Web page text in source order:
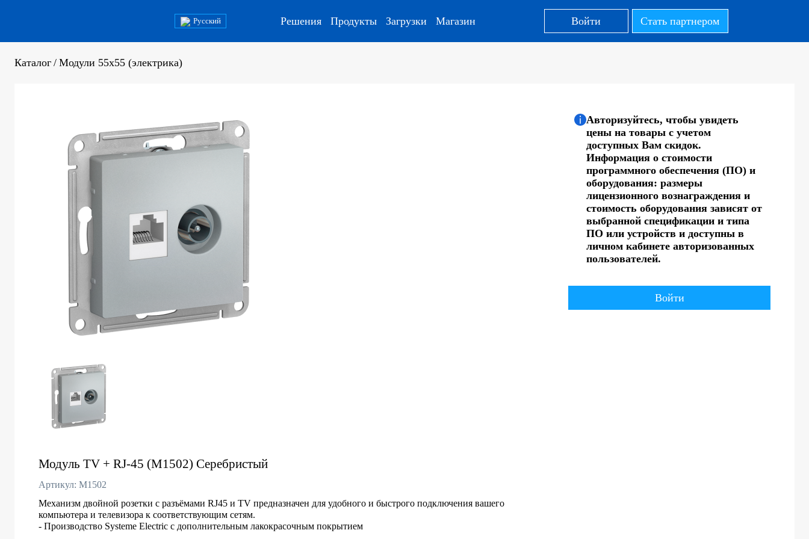
Русский Решения Продукты Загрузки Магазин Войти Стать партнером
Каталог / Модули 55x55 (электрика)
Модуль TV + RJ-45 (M1502) Серебристый
Артикул: M1502
Механизм двойной розетки с разъёмами RJ45 и TV предназначен для удобного и быстрого подключения вашего
компьютера и телевизора к соответствующим сетям.
- Производство Systeme Electric с дополнительным лакокрасочным покрытием
Авторизуйтесь, чтобы увидеть
цены на товары с учетом
доступных Вам скидок.
Информация о стоимости
программного обеспечения (ПО) и
оборудования: размеры
лицензионного вознаграждения и
стоимость оборудования зависят от
выбранной спецификации и типа
ПО или устройств и доступны в
личном кабинете авторизованных
пользователей.
Войти